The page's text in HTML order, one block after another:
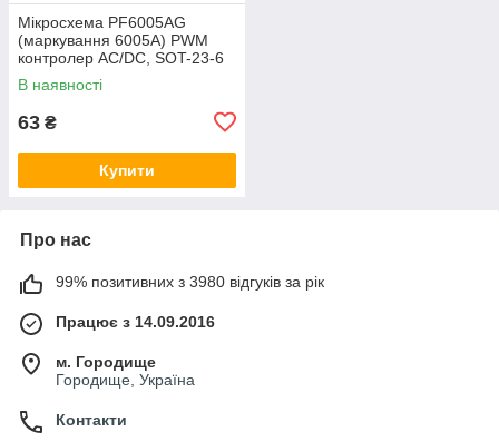
Мікросхема PF6005AG
(маркування 6005A) PWM
контролер AC/DC, SOT-23-6
В наявності
63 ₴
Купити
Про нас
99% позитивних з 3980 відгуків за рік
Працює з 14.09.2016
м. Городище
Городище, Україна
Контакти